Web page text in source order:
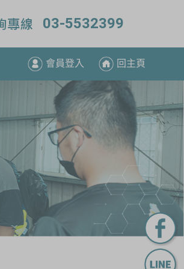
03-5532399
會員登入 回主頁